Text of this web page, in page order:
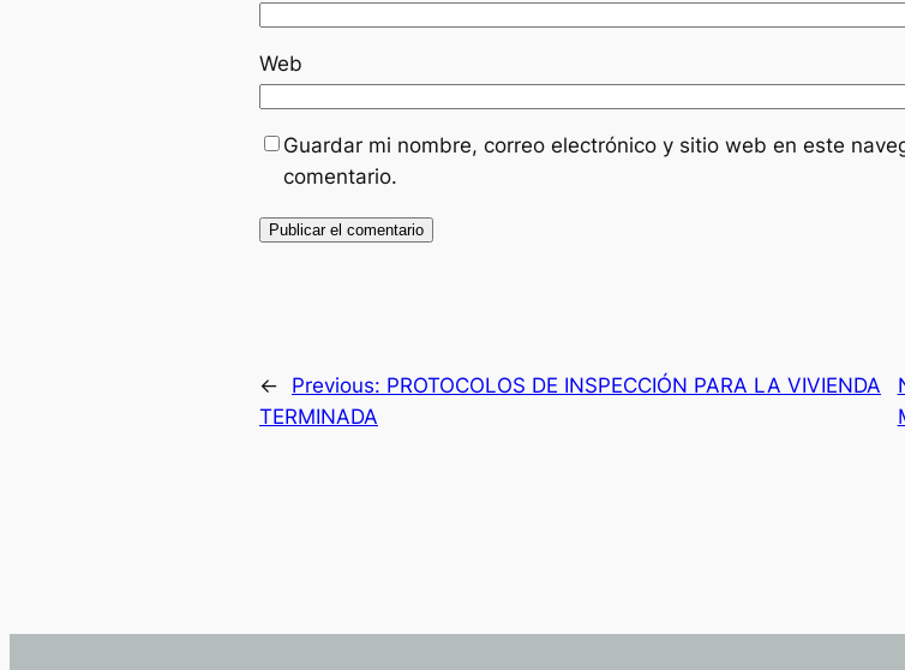
Web
Guardar mi nombre, correo electrónico y sitio web en este
comentario.
← Previous: PROTOCOLOS DE INSPECCIÓN PARA LA VIVIENDA
TERMINADA